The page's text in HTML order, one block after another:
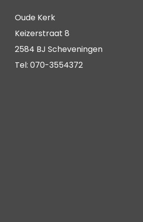
Oude Kerk
Keizerstraat 8
2584 BJ Scheveningen
Tel: 070-3554372